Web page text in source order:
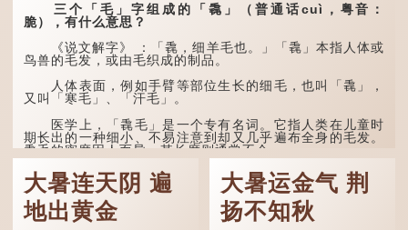
三个「毛」字组成的「毳」（普通话cuì，粤音：
脆），有什么意思？
《说文解字》 ：「毳，细羊毛也。」「毳」本指人体或
鸟兽的毛发，或由毛织成的制品。
人体表面，例如手臂等部位生长的细毛，也叫「毳」，
又叫「寒毛」、「汗毛」。
医学上，「毳毛」是一个专有名词。它指人类在儿童时
期长出的一种细小、不易注意到却又几乎遍布全身的毛发。
毳毛的密度因人而异，其长度则通常不会...
大暑连天阴 遍
地出黄金
大暑运金气 荆
扬不知秋